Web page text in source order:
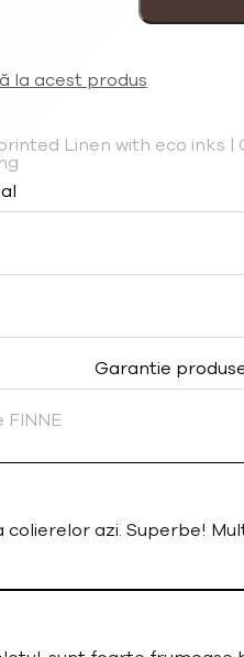
ochelari
cu
la acest produs
Linen with eco inks |
Garantie
FINNE
azi. Superbe!